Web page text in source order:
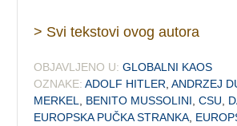
> Svi tekstovi ovog autora
OBJAVLJENO U: GLOBALNI KAOS
OZNAKE: ADOLF HITLER ,ANDRZEJ
MERKEL
BENITO MUSSOLINI ,CSU
EUROPSKA PUČKA STRANKA